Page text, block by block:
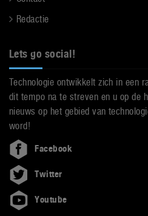
Redactie
Lets go social!
Technologie ontwikkelt zich in een
dit tempo na te streven en u op de
nieuws op het gebied van
word!
Facebook
Twitter
Youtube